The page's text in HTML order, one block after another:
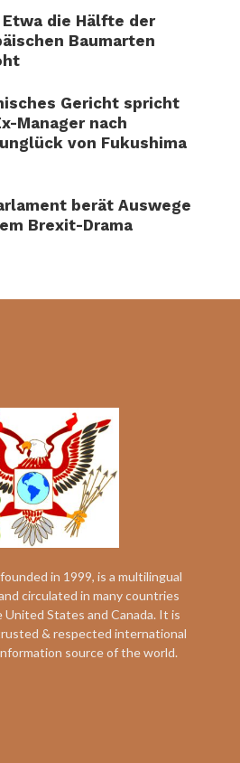
Etwa die Hälfte der
Baumarten
Gericht spricht
Manager nach
von Fukushima
berät Auswege
Brexit-Drama
in 1999, is a multilingual
circulated in many countries
States and Canada. It is
& respected international
source of the world.